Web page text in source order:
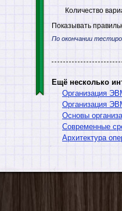
Количество
Показывать
По окончании
Ещё несколько
Организация
Организация
Основы
Современные
Архитектура